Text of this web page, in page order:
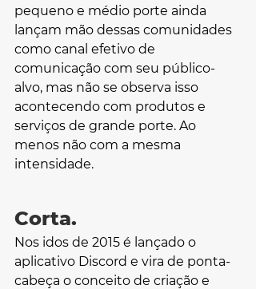
pequeno e médio porte ainda
lançam mão dessas comunidades
como canal efetivo de
comunicação com seu público-
alvo, mas não se observa isso
acontecendo com produtos e
serviços de grande porte. Ao
menos não com a mesma
intensidade.
Corta.
Nos idos de 2015 é lançado o
aplicativo Discord e vira de ponta-
cabeça o conceito de criação e